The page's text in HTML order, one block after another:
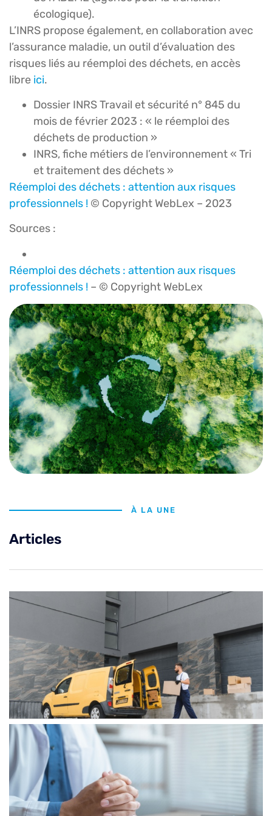
écologique).
L’INRS propose également, en collaboration avec
l’assurance maladie, un outil d’évaluation des
risques liés au réemploi des déchets, en accès
libre ici.
Dossier INRS Travail et sécurité n° 845 du
mois de février 2023 : « le réemploi des
déchets de production »
INRS, fiche métiers de l’environnement « Tri
et traitement des déchets »
Réemploi des déchets : attention aux risques
professionnels ! © Copyright WebLex – 2023
Sources :
Réemploi des déchets : attention aux risques
professionnels ! – © Copyright WebLex
À LA UNE
Articles